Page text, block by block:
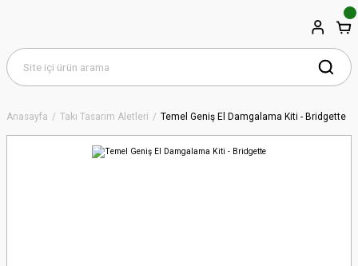
Anasayfa Takı Tasarım Aletleri Temel Geniş El Damgalama Kiti - Bridgette